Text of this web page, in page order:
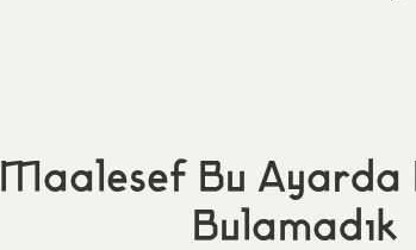
Maalesef Bu Ayarda
Bulamadık